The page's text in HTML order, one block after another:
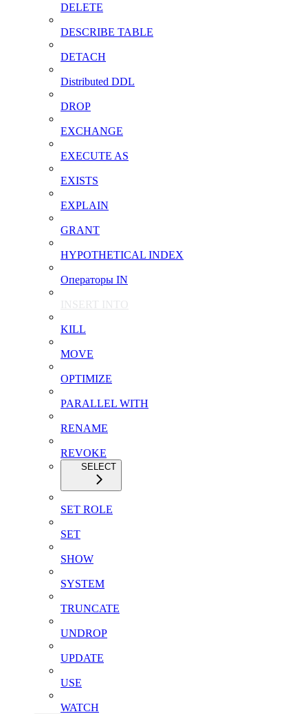
DELETE
DESCRIBE TABLE
DETACH
Distributed DDL
DROP
EXCHANGE
EXECUTE AS
EXISTS
EXPLAIN
GRANT
HYPOTHETICAL INDEX
Операторы IN
INSERT INTO
KILL
MOVE
OPTIMIZE
PARALLEL WITH
RENAME
REVOKE
SELECT
SET ROLE
SET
SHOW
SYSTEM
TRUNCATE
UNDROP
UPDATE
USE
WATCH